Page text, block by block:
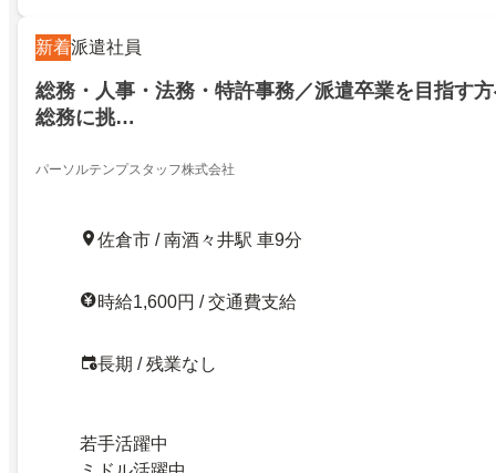
新着派遣社員
総務・人事・法務・特許事務／派遣卒業を目指す
総務に挑…
パーソルテンプスタッフ株式会社
佐倉市 / 南酒々井駅 車9分
時給1,600円 / 交通費支給
長期 / 残業なし
若手活躍中